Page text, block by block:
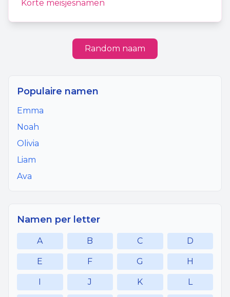
Korte meisjesnamen
Random naam
Populaire namen
Emma
Noah
Olivia
Liam
Ava
Namen per letter
A B C D
E F G H
I J K L